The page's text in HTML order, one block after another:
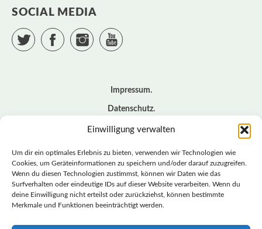
Einwilligung verwalten
Um dir ein optimales Erlebnis zu bieten, verwenden wir Technologien wie
Cookies, um Geräteinformationen zu speichern und/oder darauf zuzugreifen.
Wenn du diesen Technologien zustimmst, können wir Daten wie das
Surfverhalten oder eindeutige IDs auf dieser Website verarbeiten. Wenn du
deine Einwilligung nicht erteilst oder zurückziehst, können bestimmte
Merkmale und Funktionen beeinträchtigt werden.
SOCIAL MEDIA
Twitter Facebook Instagram
Impressum
Datenschutz
Cookie – Richtlinie (EU)
© BASISDEMOKRATISCHE PARTEI DEUTSCHLAND *
LANDESVERBAND SACHSEN